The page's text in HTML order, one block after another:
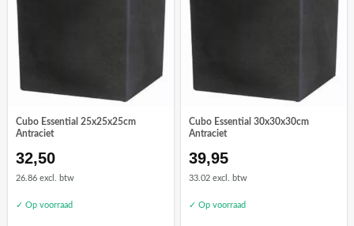
Cubo Essential 25x25x25cm
Antraciet
32,50
26.86 excl. btw
✓ Op voorraad
Cubo Essential 30x30x30cm
Antraciet
39,95
33.02 excl. btw
✓ Op voorraad